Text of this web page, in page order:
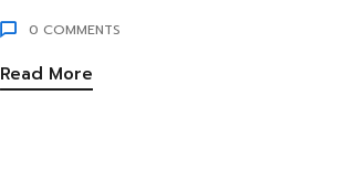
0 COMMENTS
Read More